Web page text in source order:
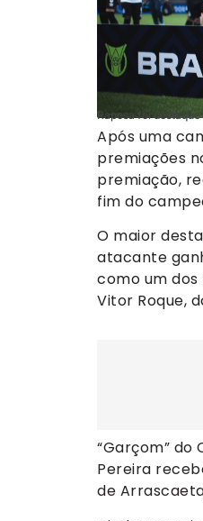
Raposa foi
Após uma
premiações
premiação,
fim do
O maior
atacante
como um
Vitor Roque,
“Garçom”
Pereira
de